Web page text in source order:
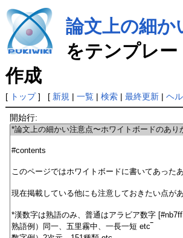
論文上の細か
をテンプレー
作成
[ トップ] [ 新規 | 一覧| 検索| 最終更新| ヘ
開始行: